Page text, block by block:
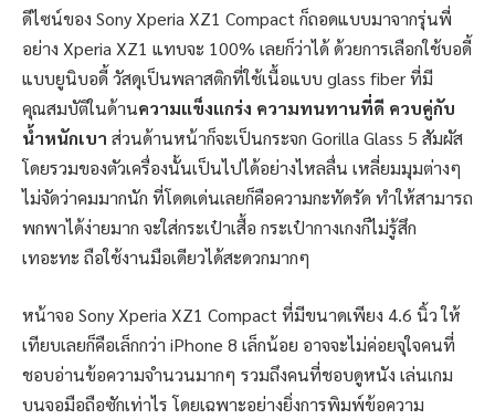
ดีไซน์ของ Sony Xperia XZ1 Compact ก็ถอดแบบมาจากรุ่นพี่
อย่าง Xperia XZ1 แทบจะ 100% เลยก็ว่าได้ ด้วยการเลือกใช้บอดี้
แบบยูนิบอดี้ วัสดุเป็นพลาสติกที่ใช้เนื้อแบบ glass fiber ที่มี
คุณสมบัติในด้านความแข็งแกร่ง ความทนทานที่ดี ควบคู่กับ
น้ำหนักเบา ส่วนด้านหน้าก็จะเป็นกระจก Gorilla Glass 5 สัมผัส
โดยรวมของตัวเครื่องนั้นเป็นไปได้อย่างไหลลื่น เหลี่ยมมุมต่างๆ
ไม่จัดว่าคมมากนัก ที่โดดเด่นเลยก็คือความกะทัดรัด ทำให้สามารถ
พกพาได้ง่ายมาก จะใส่กระเป๋าเสื้อ กระเป๋ากางเกงก็ไม่รู้สึก
เทอะทะ ถือใช้งานมือเดียวได้สะดวกมากๆ
หน้าจอ Sony Xperia XZ1 Compact ที่มีขนาดเพียง 4.6 นิ้ว ให้
เทียบเลยก็คือเล็กกว่า iPhone 8 เล็กน้อย อาจจะไม่ค่อยจุใจคนที่
ชอบอ่านข้อความจำนวนมากๆ รวมถึงคนที่ชอบดูหนัง เล่นเกม
บนจอมือถือซักเท่าไร โดยเฉพาะอย่างยิ่งการพิมพ์ข้อความ